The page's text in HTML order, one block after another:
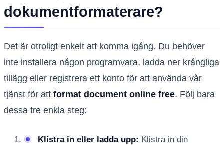
dokumentformaterare?
Det är otroligt enkelt att komma igång. Du behöver
inte installera någon programvara, ladda ner krångliga
tillägg eller registrera ett konto för att använda vår
tjänst för att format document online free. Följ bara
dessa tre enkla steg:
Klistra in eller ladda upp: Klistra in din